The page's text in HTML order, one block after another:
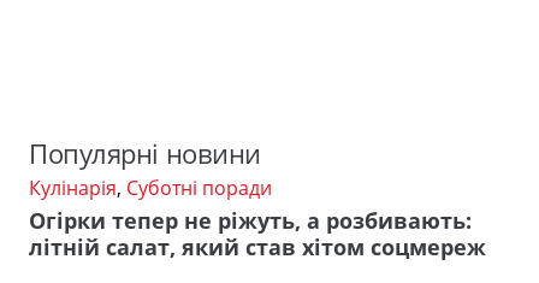
Популярні новини
Кулінарія, Суботні поради
Огірки тепер не ріжуть, а розбивають:
літній салат, який став хітом соцмереж